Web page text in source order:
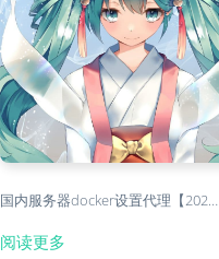
国内服务器docker设置代理【202…
阅读更多